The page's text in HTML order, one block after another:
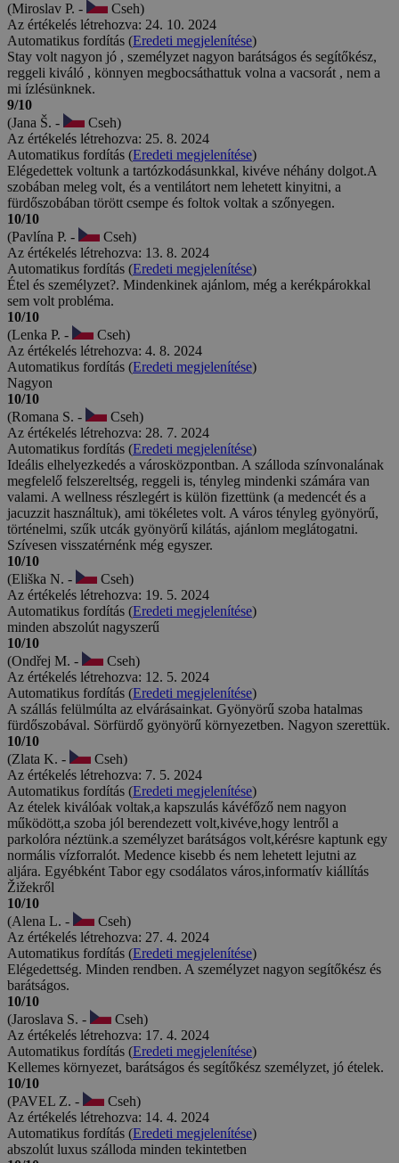
(Miroslav P. -
Cseh)
Az értékelés létrehozva: 24. 10. 2024
Automatikus fordítás (Eredeti megjelenítése)
Stay volt nagyon jó , személyzet nagyon barátságos és segítőkész,
reggeli kiváló , könnyen megbocsáthattuk volna a vacsorát , nem a
mi ízlésünknek.
9/10
(Jana Š. -
Cseh)
Az értékelés létrehozva: 25. 8. 2024
Automatikus fordítás (Eredeti megjelenítése)
Elégedettek voltunk a tartózkodásunkkal, kivéve néhány dolgot.A
szobában meleg volt, és a ventilátort nem lehetett kinyitni, a
fürdőszobában törött csempe és foltok voltak a szőnyegen.
10/10
(Pavlína P. -
Cseh)
Az értékelés létrehozva: 13. 8. 2024
Automatikus fordítás (Eredeti megjelenítése)
Étel és személyzet?. Mindenkinek ajánlom, még a kerékpárokkal
sem volt probléma.
10/10
(Lenka P. -
Cseh)
Az értékelés létrehozva: 4. 8. 2024
Automatikus fordítás (Eredeti megjelenítése)
Nagyon
10/10
(Romana S. -
Cseh)
Az értékelés létrehozva: 28. 7. 2024
Automatikus fordítás (Eredeti megjelenítése)
Ideális elhelyezkedés a városközpontban. A szálloda színvonalának
megfelelő felszereltség, reggeli is, tényleg mindenki számára van
valami. A wellness részlegért is külön fizettünk (a medencét és a
jacuzzit használtuk), ami tökéletes volt. A város tényleg gyönyörű,
történelmi, szűk utcák gyönyörű kilátás, ajánlom meglátogatni.
Szívesen visszatérnénk még egyszer.
10/10
(Eliška N. -
Cseh)
Az értékelés létrehozva: 19. 5. 2024
Automatikus fordítás (Eredeti megjelenítése)
minden abszolút nagyszerű
10/10
(Ondřej M. -
Cseh)
Az értékelés létrehozva: 12. 5. 2024
Automatikus fordítás (Eredeti megjelenítése)
A szállás felülmúlta az elvárásainkat. Gyönyörű szoba hatalmas
fürdőszobával. Sörfürdő gyönyörű környezetben. Nagyon szerettük.
10/10
(Zlata K. -
Cseh)
Az értékelés létrehozva: 7. 5. 2024
Automatikus fordítás (Eredeti megjelenítése)
Az ételek kiválóak voltak,a kapszulás kávéfőző nem nagyon
működött,a szoba jól berendezett volt,kivéve,hogy lentről a
parkolóra néztünk.a személyzet barátságos volt,kérésre kaptunk egy
normális vízforralót. Medence kisebb és nem lehetett lejutni az
aljára. Egyébként Tabor egy csodálatos város,informatív kiállítás
Žižekről
10/10
(Alena L. -
Cseh)
Az értékelés létrehozva: 27. 4. 2024
Automatikus fordítás (Eredeti megjelenítése)
Elégedettség. Minden rendben. A személyzet nagyon segítőkész és
barátságos.
10/10
(Jaroslava S. -
Cseh)
Az értékelés létrehozva: 17. 4. 2024
Automatikus fordítás (Eredeti megjelenítése)
Kellemes környezet, barátságos és segítőkész személyzet, jó ételek.
10/10
(PAVEL Z. -
Cseh)
Az értékelés létrehozva: 14. 4. 2024
Automatikus fordítás (Eredeti megjelenítése)
abszolút luxus szálloda minden tekintetben